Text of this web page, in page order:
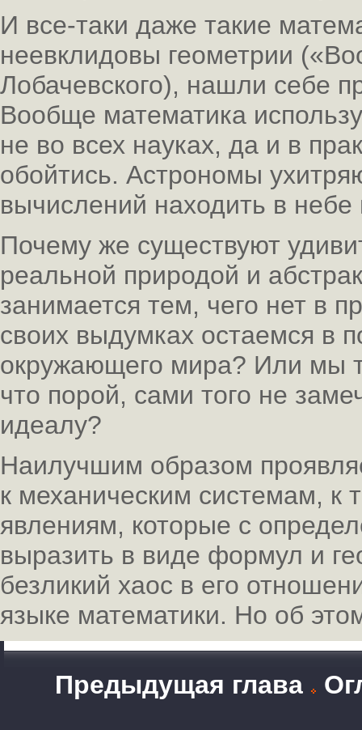
И все-таки даже такие
неевклидовы геометрии
Лобачевского), нашли себе
Вообще математика
не во всех науках, да и в
обойтись. Астрономы
вычислений находить в
Почему же существуют
реальной природой и
занимается тем, чего нет в
своих выдумках остаемся в
окружающего мира? Или мы
что порой, сами того не
идеалу?
Наилучшим образом
к механическим системам, к
явлениям, которые с
выразить в виде формул и
безликий хаос в его
языке математики. Но об
Предыдущая глава